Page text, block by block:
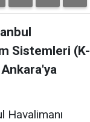
Sistemleri (K-
Havalimanı